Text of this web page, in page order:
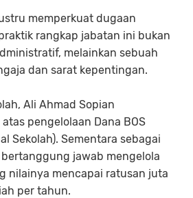
memperkuat dugaan
rangkap jabatan ini bukan
melainkan sebuah
dan sarat kepentingan.
Ali Ahmad Sopian
pengelolaan Dana BOS
Sekolah). Sementara sebagai
jawab mengelola
nilainya mencapai ratusan juta
per tahun.